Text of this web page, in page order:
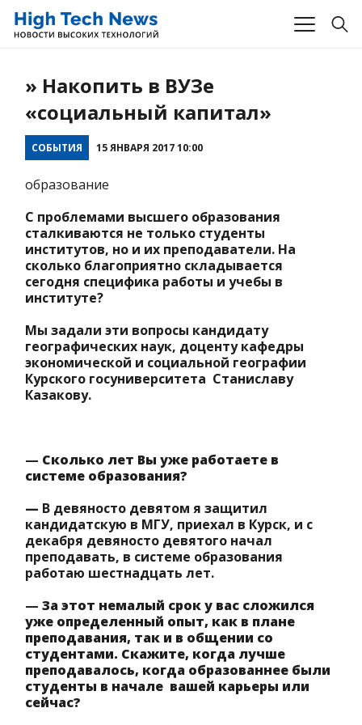
» Накопить в ВУЗе
«социальный капитал»
СОБЫТИЯ 15 ЯНВАРЯ 2017 10:00
образование
С проблемами высшего образования
сталкиваются не только студенты
институтов, но и их преподаватели. На
сколько благоприятно складывается
сегодня специфика работы и учебы в
институте?
Мы задали эти вопросы кандидату
географических наук, доценту кафедры
экономической и социальной географии
Курского госуниверситета Станиславу
Казакову.
— Сколько лет Вы уже работаете в
системе образования?
— В девяносто девятом я защитил
кандидатскую в МГУ, приехал в Курск, и с
декабря девяносто девятого начал
преподавать, в системе образования
работаю шестнадцать лет.
— За этот немалый срок у вас сложился
уже определенный опыт, как в плане
преподавания, так и в общении со
студентами. Скажите, когда лучше
преподавалось, когда образованнее были
студенты в начале вашей карьеры или
сейчас?